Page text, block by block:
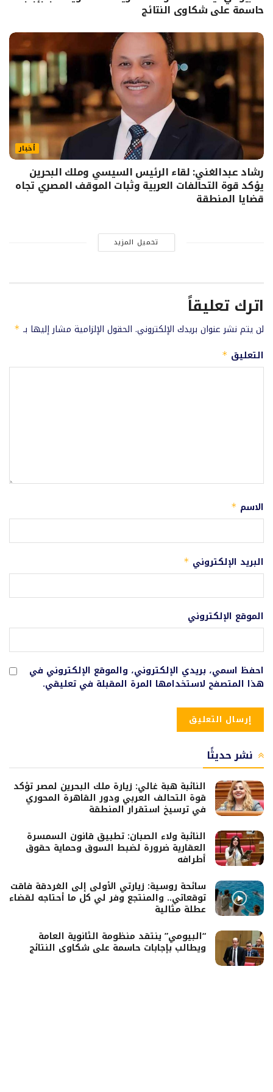
حاسمة على شكاوى النتائج
أخبار
رشاد عبدالغني: لقاء الرئيس السيسي وملك البحرين
يؤكد قوة التحالفات العربية وثبات الموقف المصري تجاه
قضايا المنطقة
تحميل المزيد
اترك تعليقاً
لن يتم نشر عنوان بريدك الإلكتروني. الحقول الإلزامية مشار إليها بـ *
التعليق *
الاسم *
البريد الإلكتروني *
الموقع الإلكتروني
احفظ اسمي، بريدي الإلكتروني، والموقع الإلكتروني في
هذا المتصفح لاستخدامها المرة المقبلة في تعليقي.
نشر حديثًا
النائبة هبة غالي: زيارة ملك البحرين لمصر تؤكد
قوة التحالف العربي ودور القاهرة المحوري
في ترسيخ استقرار المنطقة
النائبة ولاء الصبان: تطبيق قانون السمسرة
العقارية ضرورة لضبط السوق وحماية حقوق
أطرافه
سائحة روسية: زيارتي الأولى إلى الغردقة فاقت
توقعاتي.. والمنتجع وفر لي كل ما أحتاجه لقضاء
عطلة مثالية
“البيومي” ينتقد منظومة الثانوية العامة
ويطالب بإجابات حاسمة على شكاوى النتائج